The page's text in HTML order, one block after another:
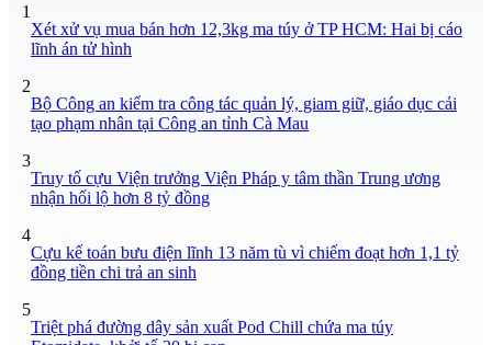
1
Xét xử vụ mua bán hơn 12,3kg ma túy ở TP HCM: Hai bị cáo
lĩnh án tử hình
2
Bộ Công an kiểm tra công tác quản lý, giam giữ, giáo dục cải
tạo phạm nhân tại Công an tỉnh Cà Mau
3
Truy tố cựu Viện trưởng Viện Pháp y tâm thần Trung ương
nhận hối lộ hơn 8 tỷ đồng
4
Cựu kế toán bưu điện lĩnh 13 năm tù vì chiếm đoạt hơn 1,1 tỷ
đồng tiền chi trả an sinh
5
Triệt phá đường dây sản xuất Pod Chill chứa ma túy